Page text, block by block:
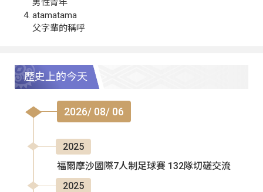
男性青年
atamatama
父字輩的稱呼
歷史上的今天
2026/ 08/ 06
2025
福爾摩沙國際7人制足球賽 132隊切磋交流
2025